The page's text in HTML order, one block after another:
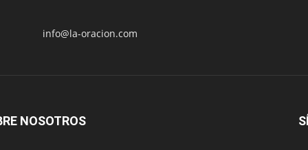
info@la-oracion.com
NOSOTROS